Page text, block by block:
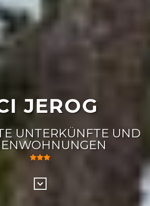
JEROG
UNTERKÜNFTE UND